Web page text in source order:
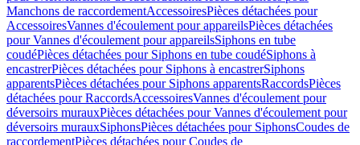
Manchons de raccordementAccessoiresPièces détachées pour
AccessoiresVannes d'écoulement pour appareilsPièces détachées
pour Vannes d'écoulement pour appareilsSiphons en tube
coudéPièces détachées pour Siphons en tube coudéSiphons à
encastrerPièces détachées pour Siphons à encastrerSiphons
apparentsPièces détachées pour Siphons apparentsRaccordsPièces
détachées pour RaccordsAccessoiresVannes d'écoulement pour
déversoirs murauxPièces détachées pour Vannes d'écoulement pour
déversoirs murauxSiphonsPièces détachées pour SiphonsCoudes de
raccordementPièces détachées pour Coudes de